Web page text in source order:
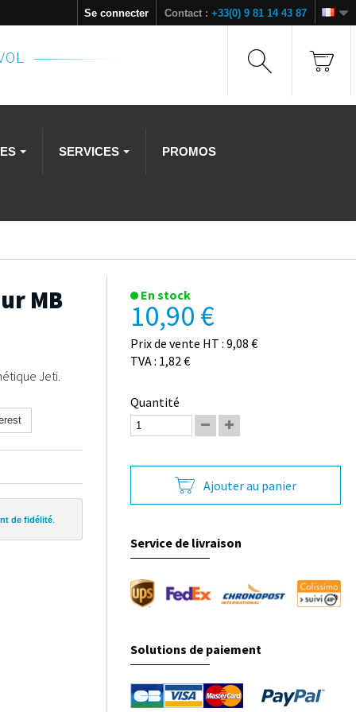
Contact : +33(0) 9 81 14 43 87
Se connecter
SERVICES PROMOS
MB
Jeti.
de fidélité.
En stock
10,90 €
Prix de vente HT : 9,08 €
TVA : 1,82 €
Quantité
Ajouter au panier
Service de livraison
Solutions de paiement